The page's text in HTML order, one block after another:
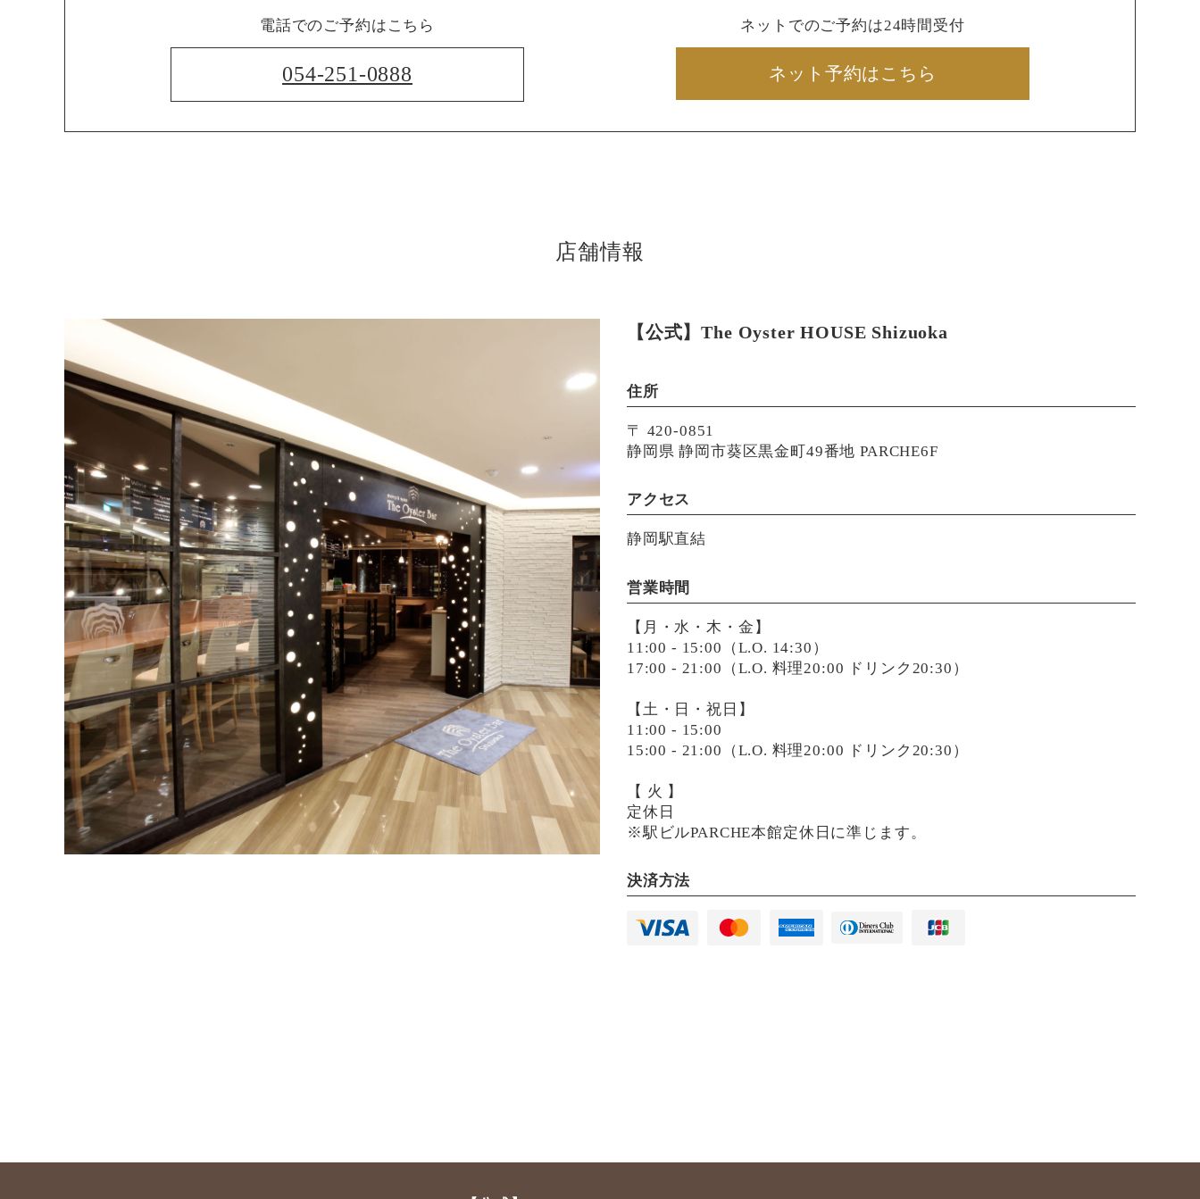
電話でのご予約はこちら
054-251-0888
ネットでのご予約は24時間受付
ネット予約はこちら
店舗情報
【公式】The Oyster HOUSE Shizuoka
住所
〒 420-0851
静岡県 静岡市葵区黒金町49番地 PARCHE6F
アクセス
静岡駅直結
営業時間
【月・水・木・金】
11:00 - 15:00（L.O. 14:30）
17:00 - 21:00（L.O. 料理20:00 ドリンク20:30）
【土・日・祝日】
11:00 - 15:00
15:00 - 21:00（L.O. 料理20:00 ドリンク20:30）
【 火 】
定休日
※駅ビルPARCHE本館定休日に準じます。
決済方法